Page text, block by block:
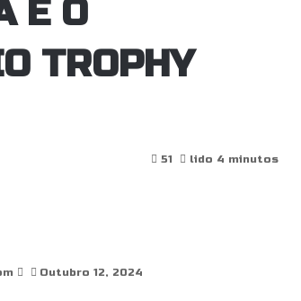
É O
TROPHY
Outubro 12, 2024
51 lido 4 minutos